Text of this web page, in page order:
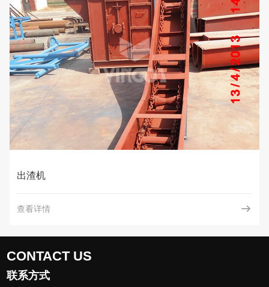
出渣机
查看详情
CONTACT US
联系方式